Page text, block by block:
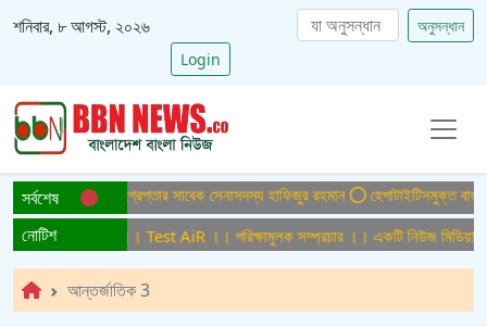
শনিবার, ৮ আগস্ট, ২০২৬
অনুসন্ধান
Login
সর্বশেষ
মামলায় ফের গ্রেপ্তার সাবেক সেনাসদস্য হাফিজুর রহমান হেপাটাইটিসমুক্ত বাংলাদেশ
নোটিশসম্প্রচার ।। Test AiR ।। পরিক্ষামুলক সম্প্রচার ।। একটি নিউজ মিডিয়া
আন্তর্জাতিক 3